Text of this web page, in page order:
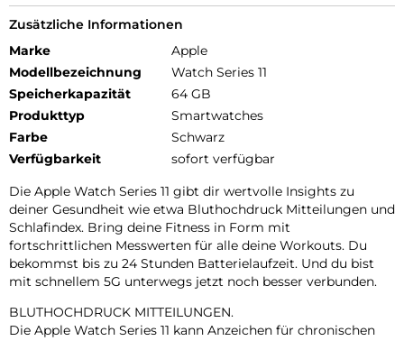
Zusätzliche Informationen
Marke
Apple
Modellbezeichnung
Watch Series 11
Speicherkapazität
64 GB
Produkttyp
Smartwatches
Farbe
Schwarz
Verfügbarkeit
sofort verfügbar
Die Apple Watch Series 11 gibt dir wertvolle Insights zu
deiner Gesundheit wie etwa Bluthochdruck Mitteilungen und
Schlafindex. Bring deine Fitness in Form mit
fortschrittlichen Messwerten für alle deine Workouts. Du
bekommst bis zu 24 Stunden Batterielaufzeit. Und du bist
mit schnellem 5G unterwegs jetzt noch besser verbunden.
BLUTHOCHDRUCK MITTEILUNGEN.
Die Apple Watch Series 11 kann Anzeichen für chronischen